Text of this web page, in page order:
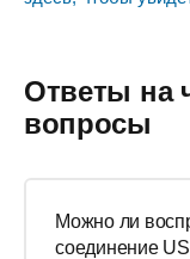
Ответы на
вопросы
Можно ли
соединение